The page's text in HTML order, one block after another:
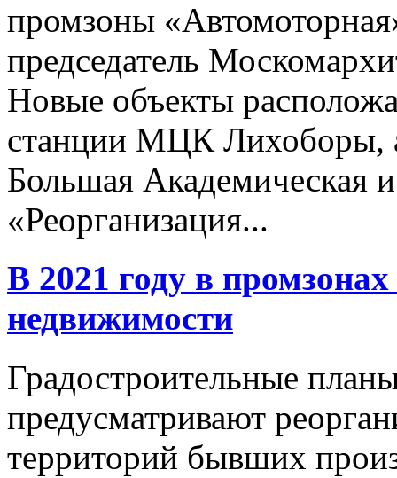
промзоны
председатель
Новые объекты
станции МЦК Лихоборы,
Большая Академическая
«Реорганизация...
В 2021 году в
недвижимости
Градостроительные
предусматривают
территорий бывших